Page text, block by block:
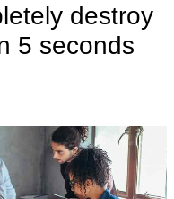
destroy
5 seconds